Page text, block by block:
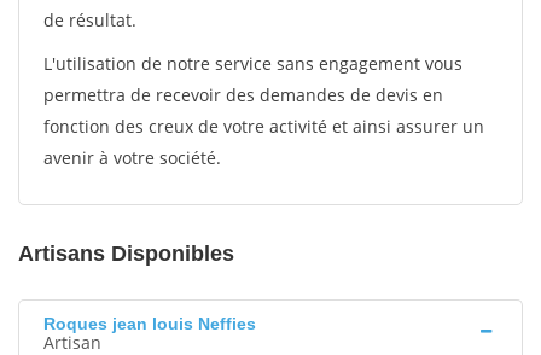
de résultat.
L'utilisation de notre service sans engagement vous
permettra de recevoir des demandes de devis en
fonction des creux de votre activité et ainsi assurer un
avenir à votre société.
Artisans Disponibles
Roques jean louis Neffies
Artisan